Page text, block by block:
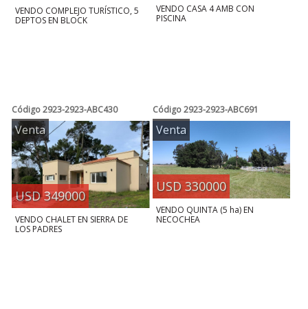
VENDO COMPLEJO TURÍSTICO, 5
DEPTOS EN BLOCK
VENDO CASA 4 AMB CON
PISCINA
Código2923-2923-ABC430
Venta
USD 349000
VENDO CHALET EN SIERRA DE
LOS PADRES
Código2923-2923-ABC691
Venta
USD 330000
VENDO QUINTA (5 ha) EN
NECOCHEA